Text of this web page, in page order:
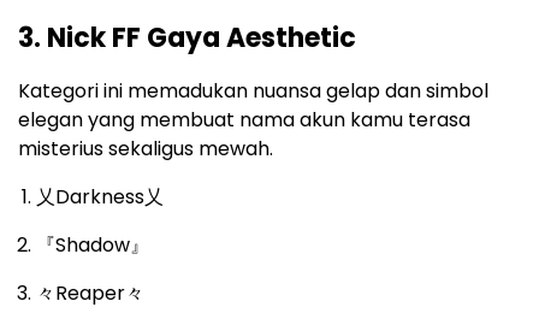
3. Nick FF Gaya Aesthetic
Kategori ini memadukan nuansa gelap dan simbol
elegan yang membuat nama akun kamu terasa
misterius sekaligus mewah.
乂Darkness乂
『Shadow』
々Reaper々